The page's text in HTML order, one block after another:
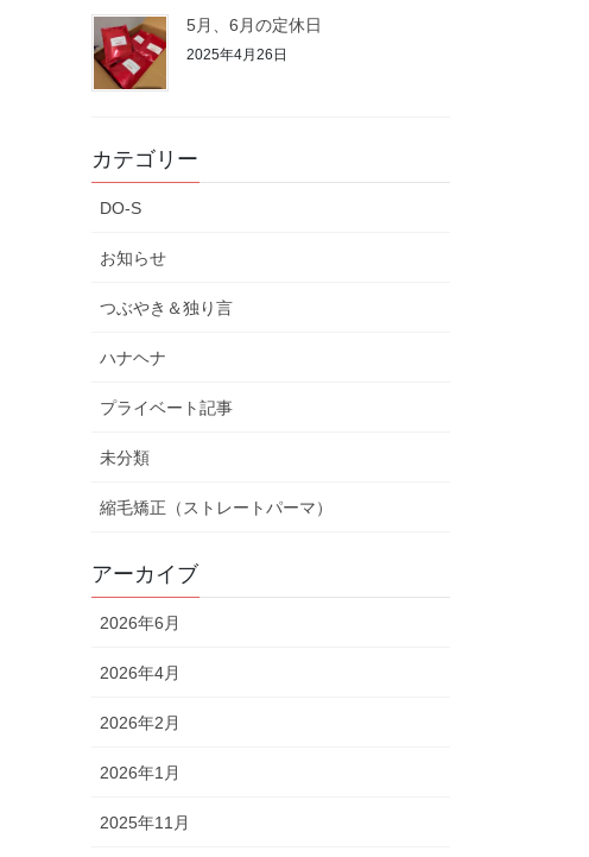
5月、6月の定休日
2025年4月26日
カテゴリー
DO-S
お知らせ
つぶやき＆独り言
ハナヘナ
プライベート記事
未分類
縮毛矯正（ストレートパーマ）
アーカイブ
2026年6月
2026年4月
2026年2月
2026年1月
2025年11月